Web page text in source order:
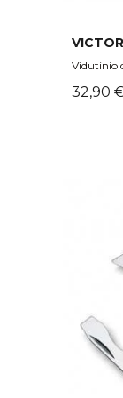
Vidutinio
Kaina
32,90